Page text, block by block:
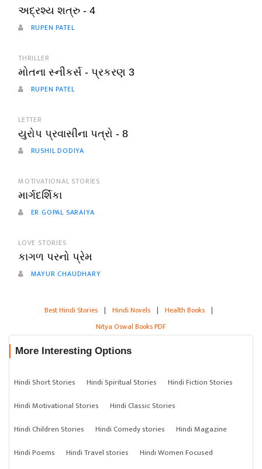
અદ્રશ્ય શત્રુ - 4
RUPEN PATEL
THRILLER
મોતના સ્નીકર્સ - પ્રકરણ 3
RUPEN PATEL
LETTER
યુરોપ પ્રવાસીના પત્રો - 8
RUSHIL DODIYA
MOTIVATIONAL STORIES
માર્ગદર્શિકા
ER GOPAL SARAIYA
LOVE STORIES
કાગળ પરનો પ્રેમ
MAYUR CHAUDHARY
Best Hindi Stories | Hindi Novels | Health Books |
Nitya Oswal Books PDF
More Interesting Options
Hindi Short Stories Hindi Spiritual Stories
Hindi Fiction Stories
Hindi Motivational Stories
Hindi Classic Stories
Hindi Children Stories
Hindi Comedy stories
Hindi Magazine
Hindi Poems
Hindi Travel stories
Hindi Women Focused